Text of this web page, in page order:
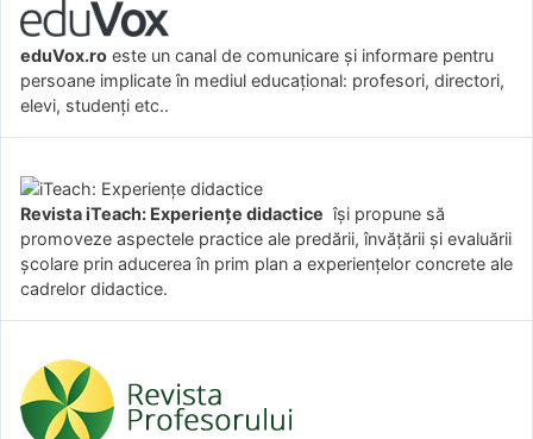
eduVox.ro este un canal de comunicare și informare pentru
persoane implicate în mediul educațional: profesori, directori,
elevi, studenți etc..
Revista iTeach: Experienţe didactice îşi propune să
promoveze aspectele practice ale predării, învăţării şi evaluării
şcolare prin aducerea în prim plan a experienţelor concrete ale
cadrelor didactice.